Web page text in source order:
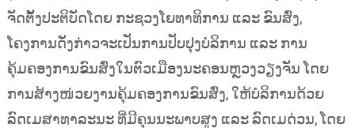
ຈັດຕັ້ງປະຕິບັດໂດຍ ກະຊວງໂຍທາທິການ ແລະ ຂົນສົ່ງ,
ໂຄງການດັ່ງກ່າວຈະເປັນການປັບປຸງບໍລິການ ແລະ ການ
ຄຸ້ມຄອງການຂົນສົ່ງໃນຕົວເມືອງນະຄອນຫຼວງວຽງຈັນ ໂດຍ
ການສ້າງໜ່ວຍງານຄຸ້ມຄອງການຂົນສົ່ງ, ໃຫ້ບໍລິການດ້ວຍ
ລົດເມສາທາລະນະ ທີ່ມີຄຸນນະພາບສູງ ແລະ ລົດເມດ່ວນ, ໂດຍ